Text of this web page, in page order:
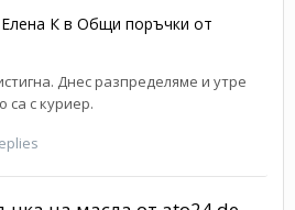
Елена К в Общи поръчки от
Днес разпределяме и утре
са с куриер.